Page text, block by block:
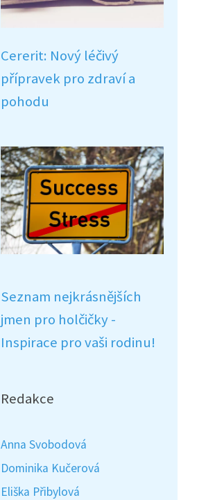
Cererit: Nový léčivý
přípravek pro zdraví a
pohodu
Seznam nejkrásnějších
jmen pro holčičky -
Inspirace pro vaši rodinu!
Redakce
Anna Svobodová
Dominika Kučerová
Eliška Přibylová